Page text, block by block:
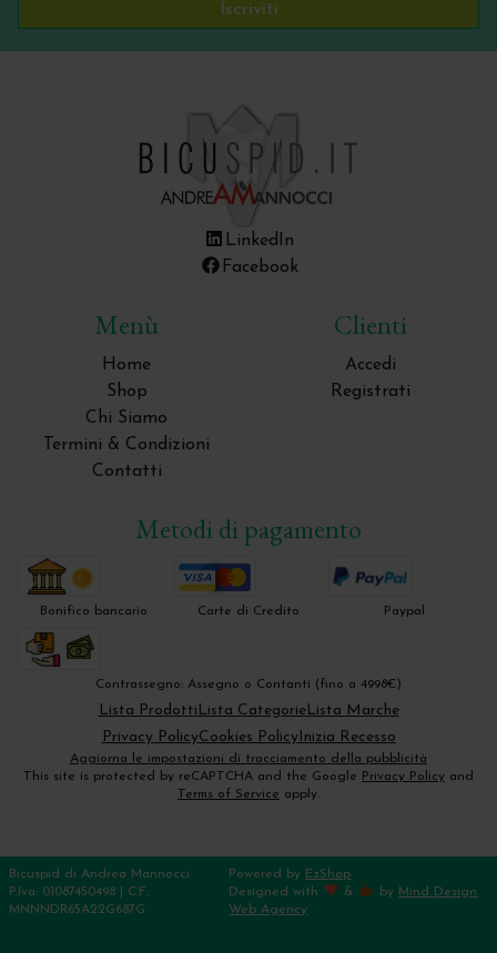
Iscriviti
LinkedIn
Facebook
Menù
Home
Shop
Chi Siamo
Termini & Condizioni
Contatti
Clienti
Accedi
Registrati
Metodi di pagamento
Bonifico bancario Carte di Credito Paypal
Contrassegno: Assegno o Contanti (fino a 4998€)
Lista Prodotti Lista CategorieLista Marche
Privacy PolicyCookies PolicyInizia Recesso
Aggiorna le impostazioni di tracciamento della pubblicità
This site is protected by reCAPTCHA and the Google Privacy Policy and
Terms of Service apply.
Bicuspid di Andrea Mannocci
P.Iva: 01087450498 | C.F.:
MNNNDR65A22G687G
Powered by EzShop
Designed with
& by Mind Design
Web Agency